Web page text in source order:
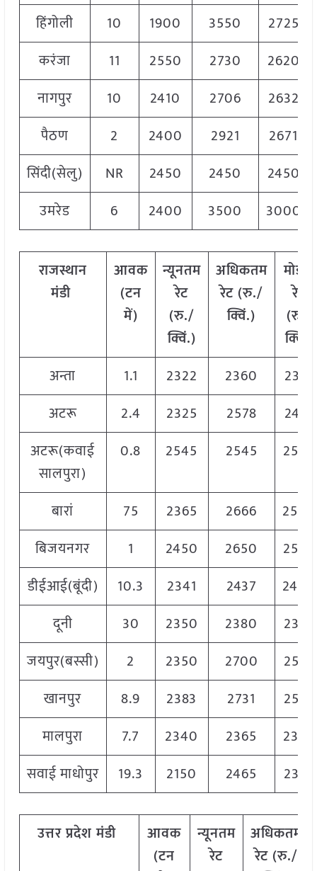
हिंगोली
10 1900 3550
2725
करंजा
11 2550 2730
2620
नागपुर
10 2410 2706
2632
पैठण
2 2400 2921
2671
सिंदी(सेलु)
NR 2450 2450
2450
उमरेड
6 2400 3500 3000
राजस्थान
मंडी
आवक
(टन
में)
न्यूनतम
रेट
(रु./
क्विं.)
अधिकतम
रेट (रु./
क्विं.)
मोडल
रेट
(रु./
क्विं.)
अन्ता
1.1 2322 2360
2341
अटरू
2.4 2325 2578
2451
अटरू(कवाई
सालपुरा)
0.8 2545 2545 2545
बारां 75 2365 2666
2540
बिजयनगर
1 2450 2650
2550
डीईआई(बूंदी)
10.3 2341 2437
2400
दूनी
30 2350 2380
2365
जयपुर(बस्सी)
2 2350 2700
2525
खानपुर
8.9 2383 2731
2525
मालपुरा
7.7 2340 2365
2350
सवाई माधोपुर
19.3 2150 2465 2325
उत्तरप्रदेश मंडी
आवक
(टन
न्यूनतम
रेट
अधिकतम
रेट (रु./